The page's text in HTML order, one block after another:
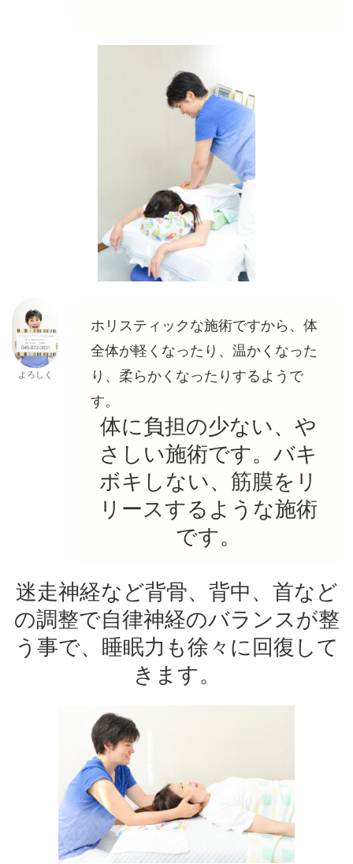
よろしく
ホリスティックな施術ですから、体
全体が軽くなったり、温かくなった
り、柔らかくなったりするようで
す。
体に負担の少ない、や
さしい施術です。バキ
ボキしない、筋膜をリ
リースするような施術
です。
迷走神経など背骨、背中、首など
の調整で自律神経のバランスが整
う事で、睡眠力も徐々に回復して
きます。